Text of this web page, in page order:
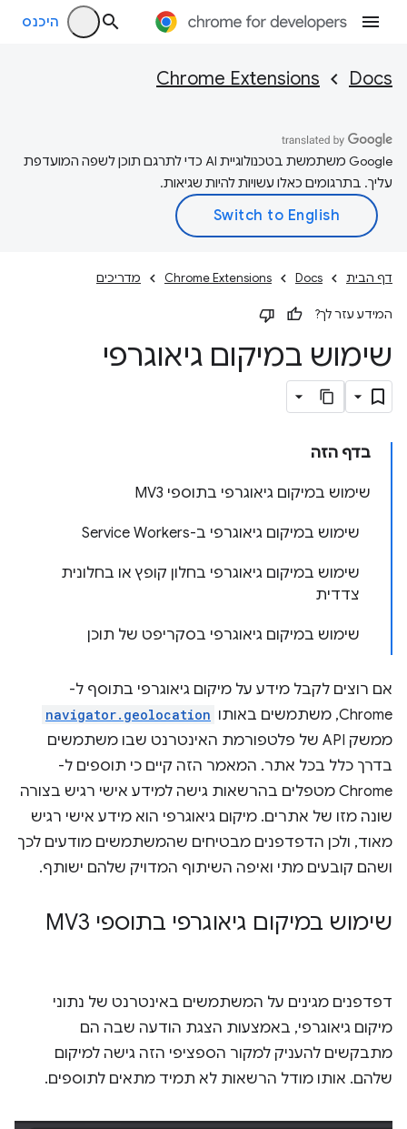
היכנס
Docs
Chrome Extensions
‫Google משתמשת בטכנולוגיית AI כדי לתרגם תוכן לשפה המועדפת
עליך. בתרגומים כאלו עשויות להיות שגיאות.
דף הבית Docs
Chrome Extensions מדריכים
המידע עזר לך?
שימוש במיקום גיאוגרפי
בדף הזה
שימוש במיקום גיאוגרפי בתוספי MV3
שימוש במיקום גיאוגרפי ב-Service Workers
שימוש במיקום גיאוגרפי בחלון קופץ או בחלונית
צדדית
שימוש במיקום גיאוגרפי בסקריפט של תוכן
אם רוצים לקבל מידע על מיקום גיאוגרפי בתוסף ל-
Chrome, משתמשים באותו
navigator.geolocation
ממשק API של פלטפורמת האינטרנט שבו משתמשים
בדרך כלל בכל אתר. המאמר הזה קיים כי תוספים ל-
Chrome מטפלים בהרשאות גישה למידע אישי רגיש בצורה
שונה מזו של אתרים. מיקום גיאוגרפי הוא מידע אישי רגיש
מאוד, ולכן הדפדפנים מבטיחים שהמשתמשים מודעים לכך
ושהם קובעים מתי ואיפה השיתוף המדויק שלהם ישותף.
שימוש במיקום גיאוגרפי בתוספי MV3
דפדפנים מגינים על המשתמשים באינטרנט של נתוני
מיקום גיאוגרפי, באמצעות הצגת הודעה שבה הם
מתבקשים להעניק למקור הספציפי הזה גישה למיקום
שלהם. אותו מודל הרשאות לא תמיד מתאים לתוספים.